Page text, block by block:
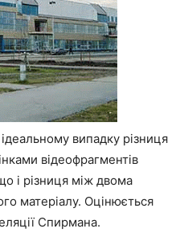
випадку різниця
відеофрагментів
і різниця між двома
матеріалу. Оцінюється
Спирмана.